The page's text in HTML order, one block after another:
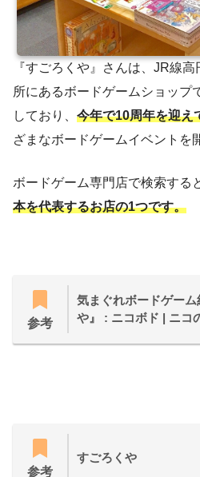
『すごろくや』さんは、JR線
所にあるボードゲームショップ
しており、 今年で10周年を迎え
ざまなボードゲームイベントを
ボードゲーム専門店で検索する
本を代表するお店の1つです。
参考
気まぐれボードゲーム
や』 : ニコボド | ニコ
参考
すごろくや